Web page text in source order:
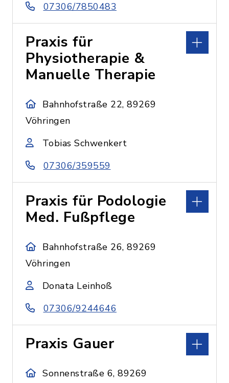
07306/7850483
Praxis für
Physiotherapie &
Manuelle Therapie
Bahnhofstraße 22, 89269
Vöhringen
Tobias Schwenkert
07306/359559
Praxis für Podologie
Med. Fußpflege
Bahnhofstraße 26, 89269
Vöhringen
Donata Leinhoß
07306/9244646
Praxis Gauer
Sonnenstraße 6, 89269